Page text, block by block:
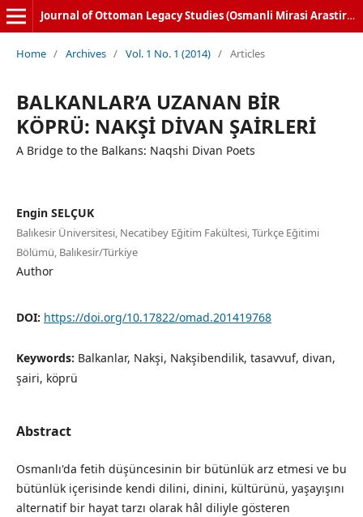
Journal of Ottoman Legacy Studies (Osmanli Mirasi Arastirmalari Dergisi)
Home / Archives / Vol. 1 No. 1 (2014) / Articles
BALKANLAR’A UZANAN BİR
KÖPRÜ: NAKŞİ DİVAN ŞAİRLERİ
A Bridge to the Balkans: Naqshi Divan Poets
Engin SELÇUK
Balıkesir Üniversitesi, Necatibey Eğitim Fakültesi, Türkçe Eğitimi
Bölümü, Balıkesir/Türkiye
Author
DOI: https://doi.org/10.17822/omad.201419768
Keywords: Balkanlar, Nakşi, Nakşibendilik, tasavvuf, divan,
şairi, köprü
Abstract
Osmanlı'da fetih düşüncesinin bir bütünlük arz etmesi ve bu
bütünlük içerisinde kendi dilini, dinini, kültürünü, yaşayışını
alternatif bir hayat tarzı olarak hâl diliyle gösteren